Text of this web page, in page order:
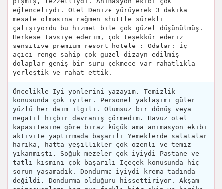
eğlenceliydi. Otel Denize yürüyerek 3 dakika
mesafe olmasına rağmen shuttle sürekli
çalışıyordu bu hizmet bile çok güzel düşünülmüş.
Herkese tavsiye ederim, çok teşekkür ederiz
sensitive premium resort hotele : Odalar: İç
açıcı renge sahip çok güzel dizayn edilmiş
dolaplar geniş bir sürü çekmece var rahatlıkla
yerleştik ve rahat ettik.
Öncelikle İyi yönlerini yazayım. Temizlik
konusunda çok iyiler. Personel yaklaşımı güler
yüzlü her daim ilgili. Olumsuz bir dönüş veya
negatif hiçbir davranış görmedim. Havuz otel
kapasitesine göre biraz küçük ama animasyon ekibi
aktivite yaptırmada başarılı Yemeklerde salatalar
harika, hatta yeşillikler çok özenli ve temiz
yıkanmıştı. Soğuk mezeler çok iyiydi Pastane ve
tatlı kısmını çok başarılı İçeçek konusunda hiç
sorun yaşamadık. Dondurma iyiydi krema tadında
değildi. Dondurma olduğunu hissettiriyor. Akşam